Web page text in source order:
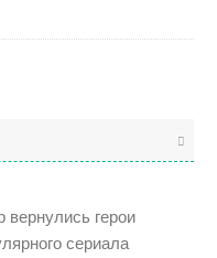
вернулись герои
сериала